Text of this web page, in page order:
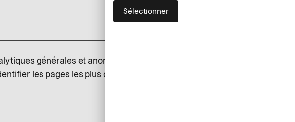
Sélectionner
générales et anonymes sur l’utilisation de
les pages les plus consultées, celles qui le